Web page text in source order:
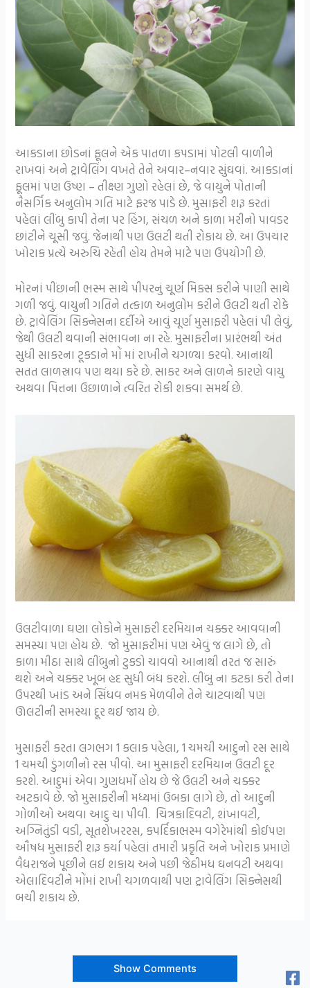
આકડાના છોડનાં ફૂલને એક પાતળા કપડામાં પોટલી વાળીને
રાખવાં અને ટ્રાવેલિંગ વખતે તેને અવાર–નવાર સુંઘવાં. આકડાનાં
ફૂલમાં પણ ઉષ્ણ – તીક્ષ્ણ ગુણો રહેલાં છે, જે વાયુને પોતાની
નૈસર્ગિક અનુલોમ ગતિ માટે ફરજ પાડે છે. મુસાફરી શરૂ કરતાં
પહેલાં લીંબુ કાપી તેના પર હિંગ, સંચળ અને કાળા મરીનો પાવડર
છાંટીને ચૂસી જવું. જેનાથી પણ ઉલટી થતી રોકાય છે. આ ઉપચાર
ખોરાક પ્રત્યે અરુચિ રહેતી હોય તેમને માટે પણ ઉપયોગી છે.
મોરનાં પીંછાની ભસ્મ સાથે પીપરનું ચૂર્ણ મિક્સ કરીને પાણી સાથે
ગળી જવું. વાયુની ગતિને તત્કાળ અનુલોમ કરીને ઉલટી થતી રોકે
છે. ટ્રાવેલિંગ સિક્નેસના દર્દીએ આવું ચૂર્ણ મુસાફરી પહેલાં પી લેવું,
જેથી ઉલટી થવાની સંભાવના ના રહે. મુસાફરીના પ્રારંભથી અંત
સુધી સાકરના ટૂકડાને મોં માં રાખીને ચગળ્યા કરવો. આનાથી
સતત લાળસ્રાવ પણ થયા કરે છે. સાકર અને લાળને કારણે વાયુ
અથવા પિત્તના ઉછાળાને ત્વરિત રોકી શકવા સમર્થ છે.
ઉલટીવાળા ઘણા લોકોને મુસાફરી દરમિયાન ચક્કર આવવાની
સમસ્યા પણ હોય છે. જો મુસાફરીમાં પણ એવું જ લાગે છે, તો
કાળા મીઠા સાથે લીંબુનો ટુકડો ચાવવો આનાથી તરત જ સારું
થશે અને ચક્કર ખૂબ હદ સુધી બંધ કરશે. લીંબુ ના કટકા કરી તેના
ઉપરથી ખાંડ અને સિંધવ નમક મેળવીને તેને ચાટવાથી પણ
ઊલટીની સમસ્યા દૂર થઈ જાય છે.
મુસાફરી કરતા લગભગ 1 કલાક પહેલા, 1 ચમચી આદુનો રસ સાથે
1 ચમચી ડુંગળીનો રસ પીવો. આ મુસાફરી દરમિયાન ઉલટી દૂર
કરશે. આદુમાં એવા ગુણધર્મો હોય છે જે ઉલટી અને ચક્કર
અટકાવે છે. જો મુસાફરીની મધ્યમાં ઉબકા લાગે છે, તો આદુની
ગોળીઓ અથવા આદુ ચા પીવી. ચિત્રકાદિવટી, શંખાવટી,
અગ્નિતુંડી વડી, સૂતશેખરરસ, કપર્દિકાભસ્મ વગેરેમાંથી કોઈપણ
ઔષધ મુસાફરી શરૂ કર્યા પહેલાં તમારી પ્રકૃતિ અને ખોરાક પ્રમાણે
વૈદ્યરાજને પૂછીને લઈ શકાય અને પછી જેઠીમધ ઘનવટી અથવા
એલાદિવટીને મોંમાં રાખી ચગળવાથી પણ ટ્રાવેલિંગ સિક્નેસથી
બચી શકાય છે.
Show Comments